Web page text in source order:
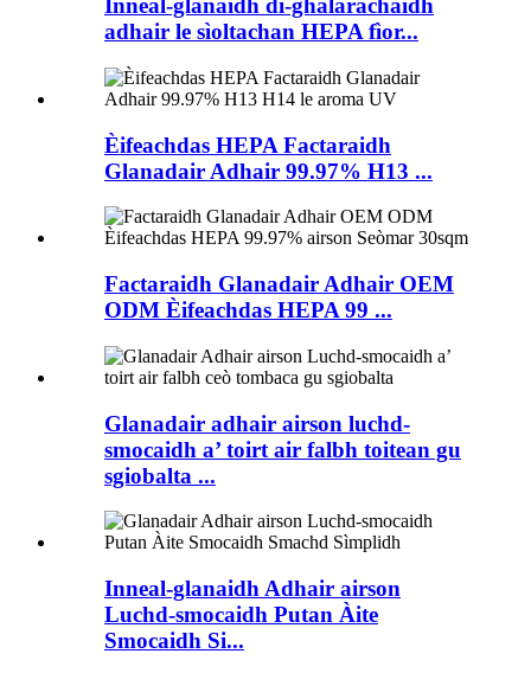
Inneal-glanaidh dì-ghalarachaidh
adhair le sìoltachan HEPA fìor...
Èifeachdas HEPA Factaraidh
Glanadair Adhair 99.97% H13 ...
Factaraidh Glanadair Adhair OEM
ODM Èifeachdas HEPA 99 ...
Glanadair adhair airson luchd-
smocaidh a’ toirt air falbh toitean gu
sgiobalta ...
Inneal-glanaidh Adhair airson
Luchd-smocaidh Putan Àite
Smocaidh Si...